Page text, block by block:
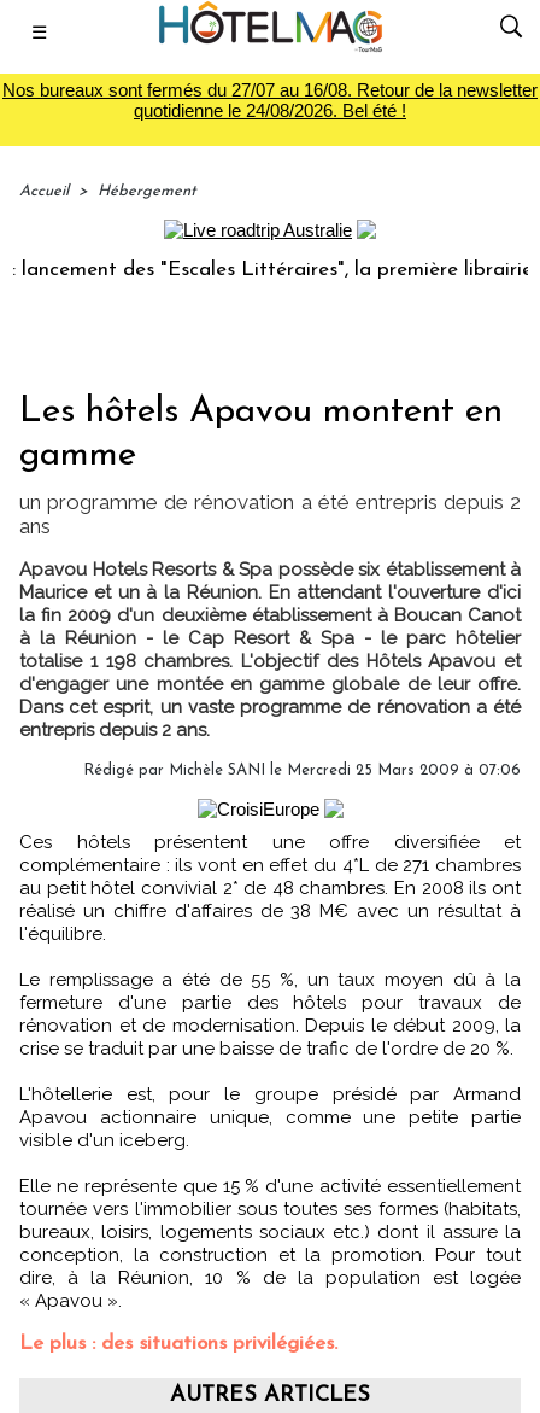
☰
Nos bureaux sont fermés du 27/07 au 16/08. Retour de la newsletter
quotidienne le 24/08/2026. Bel été !
Accueil > Hébergement
des "Escales Littéraires", la première librairie du
Les hôtels Apavou montent en
gamme
un programme de rénovation a été entrepris depuis 2
ans
Apavou Hotels Resorts & Spa possède six établissement à
Maurice et un à la Réunion. En attendant l'ouverture d'ici
la fin 2009 d'un deuxième établissement à Boucan Canot
à la Réunion - le Cap Resort & Spa - le parc hôtelier
totalise 1 198 chambres. L'objectif des Hôtels Apavou et
d'engager une montée en gamme globale de leur offre.
Dans cet esprit, un vaste programme de rénovation a été
entrepris depuis 2 ans.
Rédigé par Michèle SANI le Mercredi 25 Mars 2009 à 07:06
Ces hôtels présentent une offre diversifiée et
complémentaire : ils vont en effet du 4*L de 271 chambres
au petit hôtel convivial 2* de 48 chambres. En 2008 ils ont
réalisé un chiffre d'affaires de 38 M€ avec un résultat à
l'équilibre.
Le remplissage a été de 55 %, un taux moyen dû à la
fermeture d'une partie des hôtels pour travaux de
rénovation et de modernisation. Depuis le début 2009, la
crise se traduit par une baisse de trafic de l'ordre de 20 %.
L'hôtellerie est, pour le groupe présidé par Armand
Apavou actionnaire unique, comme une petite partie
visible d'un iceberg.
Elle ne représente que 15 % d'une activité essentiellement
tournée vers l'immobilier sous toutes ses formes (habitats,
bureaux, loisirs, logements sociaux etc.) dont il assure la
conception, la construction et la promotion. Pour tout
dire, à la Réunion, 10 % de la population est logée
« Apavou ».
Le plus : des situations privilégiées.
AUTRES ARTICLES